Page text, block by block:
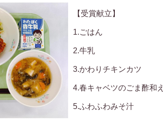
【受賞献立】
1.ごはん
2.牛乳
3.かわりチキンカツ
4.春キャベツのごま酢和え
5.ふわふわみそ汁